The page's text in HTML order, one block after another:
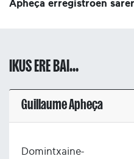
Apheça erregistroen
IKUS ERE BAI...
Guillaume Apheça
Domintxaine-